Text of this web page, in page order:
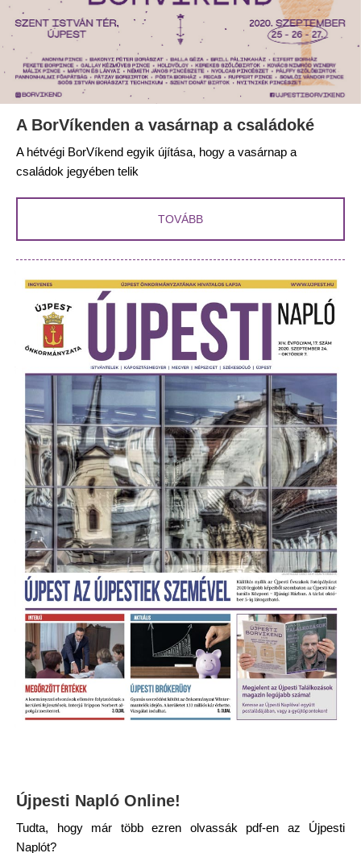
A BorVíkenden a vasárnap a családoké
A hétvégi BorVíkend egyik újítása, hogy a vasárnap a
családok jegyében telik
TOVÁBB
Újpesti Napló Online!
Tudta, hogy már több ezren olvassák pdf-en az Újpesti
Naplót?